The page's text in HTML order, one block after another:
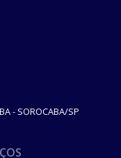
- SOROCABA/SP